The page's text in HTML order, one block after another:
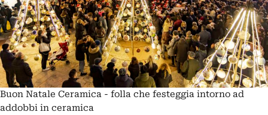
Buon Natale Ceramica - folla che festeggia intorno ad
addobbi in ceramica